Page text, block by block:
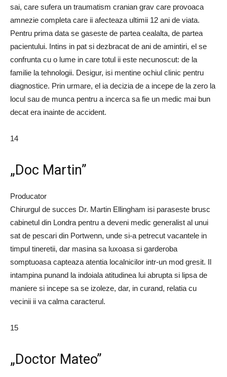
sai, care sufera un traumatism cranian grav care provoaca
amnezie completa care ii afecteaza ultimii 12 ani de viata.
Pentru prima data se gaseste de partea cealalta, de partea
pacientului. Intins in pat si dezbracat de ani de amintiri, el se
confrunta cu o lume in care totul ii este necunoscut: de la
familie la tehnologii. Desigur, isi mentine ochiul clinic pentru
diagnostice. Prin urmare, el ia decizia de a incepe de la zero la
locul sau de munca pentru a incerca sa fie un medic mai bun
decat era inainte de accident.
14
„Doc Martin”
Producator
Chirurgul de succes Dr. Martin Ellingham isi paraseste brusc
cabinetul din Londra pentru a deveni medic generalist al unui
sat de pescari din Portwenn, unde si-a petrecut vacantele in
timpul tineretii, dar masina sa luxoasa si garderoba
somptuoasa capteaza atentia localnicilor intr-un mod gresit. Il
intampina punand la indoiala atitudinea lui abrupta si lipsa de
maniere si incepe sa se izoleze, dar, in curand, relatia cu
vecinii ii va calma caracterul.
15
„Doctor Mateo”